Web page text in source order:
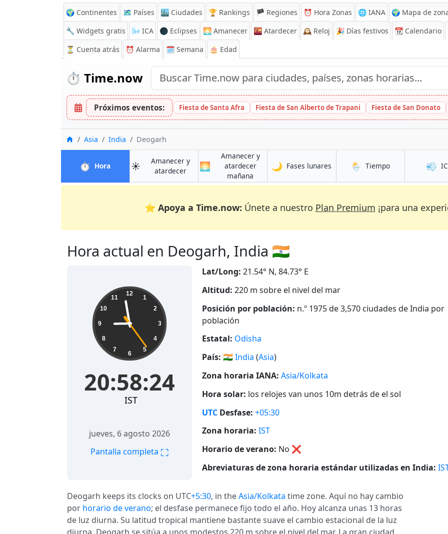
🌍 Continentes 🗺️ Países 🏙️ Ciudades 🏆 Rankings 🏴 Regiones ⏰ Hora Zonas 🌐 IANA
🌍 Mapa de
🔧 Widgets gratis
🌬️ ICA 🌑 Eclipses 🌅 Amanecer 🌇 Atardecer 🕰️ Reloj 🎉 Días festivos 📆 Calendario
⏳ Cuenta atrás ⏰ Alarma 🗓️ Semana 🎂 Edad
⏱️ Time.now
Próximos eventos: Fiesta de Santa Afra Fiesta de San Alberto de Trapani Fiesta de San Donato
Inicio
Asia India Deogarh
⏱️ Horaen Deogarh
☀️
Amanecer y
atardeceren Deogarh
🌅
Amanecer y
atardecer
mañana
🌙 Fases lunares en Deogarh
🌦️ Tiempoen Deogarh💨
⭐ Apoya a Time.now: Únete a nuestro Plan Premium ¡para una
Hora actual en Deogarh, India 🇮🇳
20:58:25 12
1
2
3
4
5
6
7
8
9
10
11
20:58:25
IST
jueves, 6 agosto 2026
Pantalla completa ⛶
Lat/Long: 21.54° N, 84.73° E
Altitud: 220 m sobre el nivel del mar
Posición por población: n.º 1975 de 3,570 ciudades de India por
población
Estatal: Odisha
País: 🇮🇳India (Asia)
Zona horaria IANA: Asia/Kolkata
Hora solar: los relojes van unos 10m detrás de el sol
UTC Desfase: +05:30
Zona horaria: IST
Horario de verano: No ❌
Abreviaturas de zona horaria estándar utilizadas en India:
Deogarh keeps its clocks on UTC+5:30, in theAsia/Kolkata time zone. Aquí no hay cambio
por horario de verano; el desfase permanece fijo todo el año. Hoy alcanza unas 13 horas
de luz diurna. Su latitud tropical mantiene bastante suave el cambio estacional de la luz